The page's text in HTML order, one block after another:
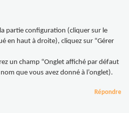
partie configuration (cliquer sur le
en haut à droite), cliquez sur “Gérer
un champ “Onglet affiché par défaut
que vous avez donné à l’onglet).
Répondre